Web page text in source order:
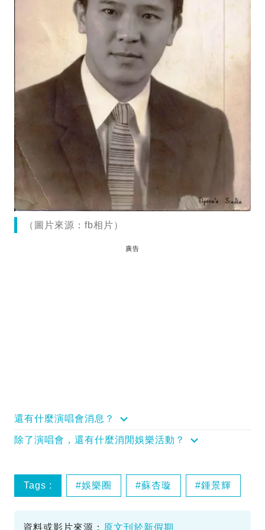
（圖片來源：fb相片）
廣告
還有什麼演唱會消息？
除了演唱會，還有什麼消閒娛樂活動？
Tags : 娛樂圈 蘇杏璇 鍾景輝
資料或影片來源： 原文刊於新假期